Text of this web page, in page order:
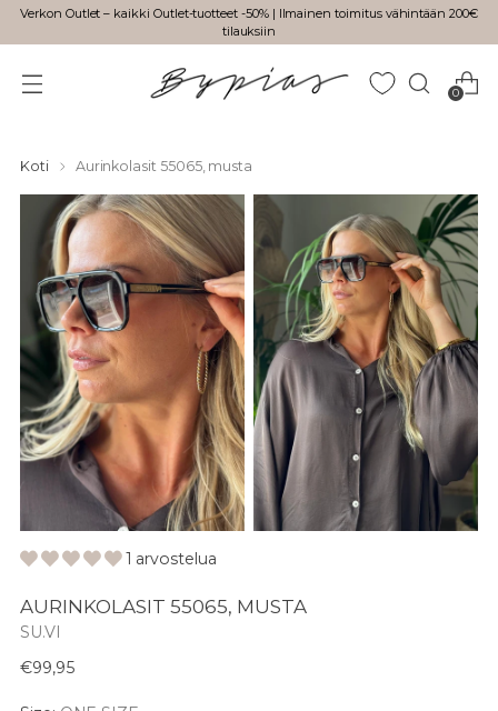
Verkon Outlet – kaikki Outlet-tuotteet -50% | Ilmainen toimitus vähintään 200€
tilauksiin
0
Koti Aurinkolasit 55065, musta
1 arvostelua
AURINKOLASIT 55065, MUSTA
SU.VI
Normaali
€99,95